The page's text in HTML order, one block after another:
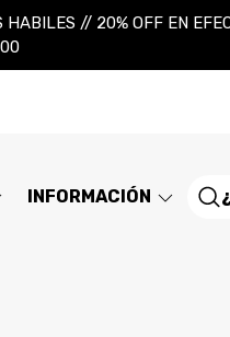
// 20% OFF EN
INFORMACIÓN